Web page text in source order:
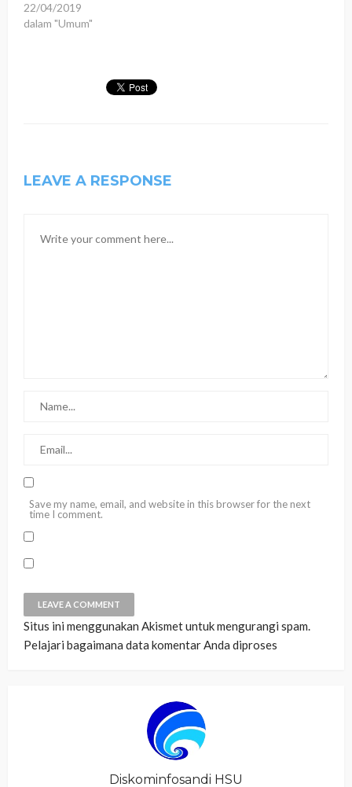
22/04/2019
dalam "Umum"
LEAVE A RESPONSE
Save my name, email, and website in this browser for the next
time I comment.
Situs ini menggunakan Akismet untuk mengurangi spam.
Pelajari bagaimana data komentar Anda diproses
Diskominfosandi HSU